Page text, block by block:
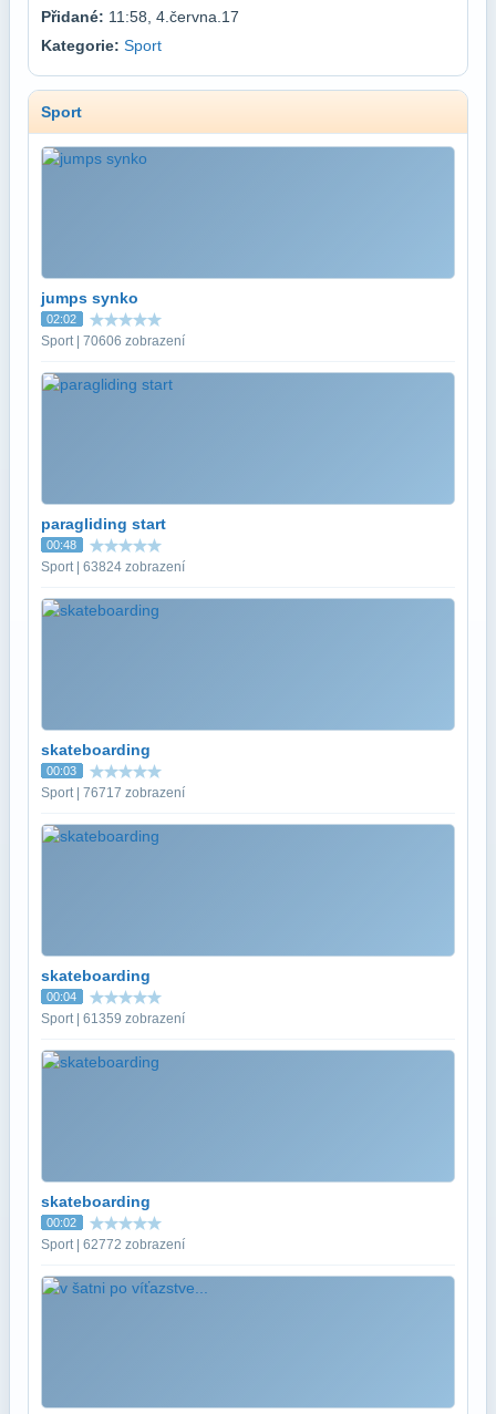
Přidané: 11:58, 4.června.17
Kategorie: Sport
Sport
jumps synko
02:02
Sport | 70606 zobrazení
paragliding start
00:48
Sport | 63824 zobrazení
skateboarding
00:03
Sport | 76717 zobrazení
skateboarding
00:04
Sport | 61359 zobrazení
skateboarding
00:02
Sport | 62772 zobrazení